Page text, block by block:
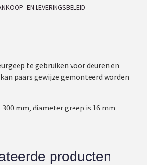
EN LEVERINGSBELEID
te gebruiken voor deuren en
paars gewijze gemonteerd worden
mm, diameter greep is 16 mm.
producten